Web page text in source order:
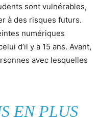
sont vulnérables,
à des risques futurs.
numériques
d’il y a 15 ans. Avant,
avec lesquelles
EN PLUS